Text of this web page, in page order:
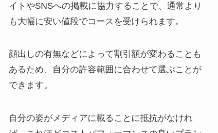
イトやSNSへの掲載に協力することで、通常より
も大幅に安い値段でコースを受けられます。
顔出しの有無などによって割引額が変わることも
あるため、自分の許容範囲に合わせて選ぶことが
できます。
自分の姿がメディアに載ることに抵抗がなけれ